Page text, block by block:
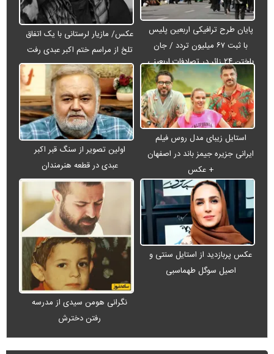
پایان طرح ترافیکی اربعین پلیس
با ثبت ۶۷ میلیون تردد / جان
باختن ۲۴ زائر در تصادفات اربعینی
عکس/ مازیار لرستانی با یک اتفاق
تلخ از مراسم ختم اکبر عبدی رفت
استایل زیبای مدل روس فیلم
ایرانی جزیره جیمز باند در اصفهان
+ عکس
اولین تصویر از سنگ قبر اکبر
عبدی در قطعه هنرمندان
عکس پربازدید از استایل سنتی و
اصیل سوگل طهماسبی
نگرانی هومن سیدی از مدرسه
رفتن دخترش